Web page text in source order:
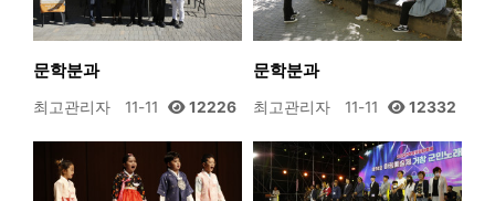
문학분과
최고관리자 11-11 12226
문학분과
최고관리자 11-11 12332